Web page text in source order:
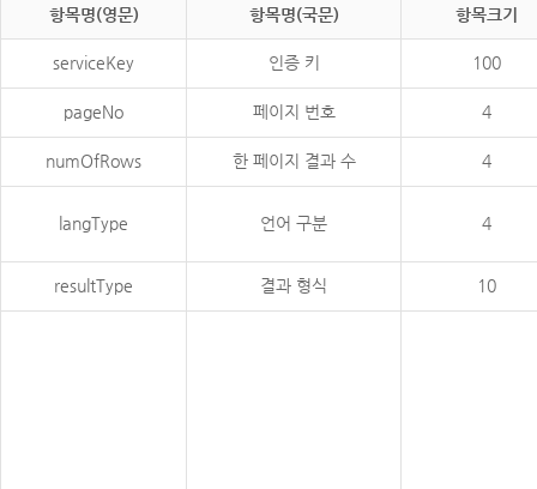
항목명(영문) 항목명(국문) 항목크기
serviceKey 인증 키 100
pageNo 페이지 번호 4
numOfRows 한 페이지 결과 수 4
langType 언어 구분 4
resultType 결과 형식 10